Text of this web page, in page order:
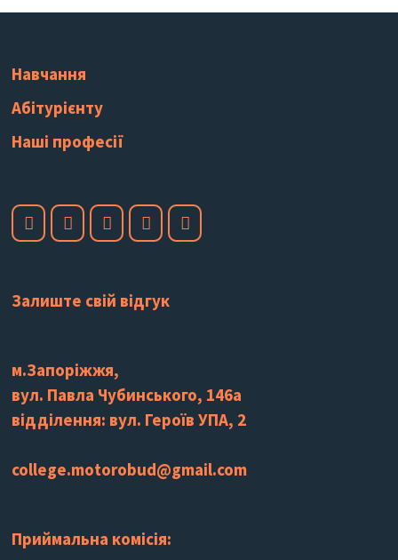
Навчання
Абітурієнту
Наші професії
Залиште свій відгук
м.Запоріжжя,
вул. Павла Чубинського, 146а
відділення: вул. Героїв УПА, 2
college.motorobud@gmail.com
Приймальна комісія: